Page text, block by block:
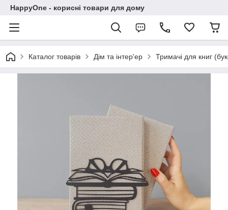
HappyOne - корисні товари для дому
Каталог товарів Дім та інтер'ер Тримачі для книг